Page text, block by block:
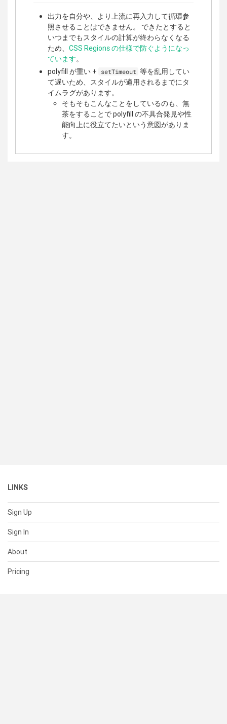
出力を自分や、より上流に再入力して循環参
照させることはできません。 できたとすると
いつまでもスタイルの計算が終わらなくなる
ため、 CSS Regions の仕様で防ぐようになっ
ています。
polyfill が重い +
setTimeout 等を乱用してい
て遅いため、スタイルが適用されるまでにタ
イムラグがあります。
そもそもこんなことをしているのも、無
茶をすることで polyfill の不具合発見や性
能向上に役立てたいという意図がありま
す。
LINKS
Sign Up
Sign In
About
Pricing